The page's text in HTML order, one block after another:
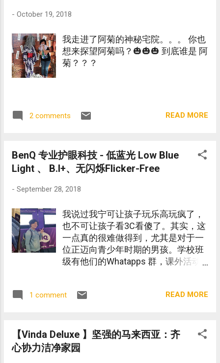
- October 19, 2018
我走进了阿菊的神秘宅院。。。 你也
想来探望阿菊吗？🎃🎃🎃 到底谁是 阿
菊？？？
2 comments READ MORE
BenQ 专业护眼科技 - 低蓝光 Low Blue
Light 、 B.I+、无闪烁Flicker-Free
- September 28, 2018
我说过我宁可让孩子玩乐高玩疯了，
也不可让孩子看3C看傻了。其实，这
一点真的很难做得到，尤其是对于一
位正迈向青少年时期的男孩。学校班
级有他们的Whatapps 群，课外活动
无可否认， 在这日新月异的时代，若
1 comment READ MORE
【Vinda Deluxe 】坚强的马来西亚：齐
心协力洁净家园